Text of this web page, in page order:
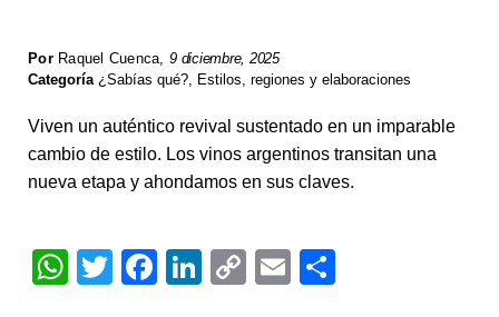
Por Raquel Cuenca 9 diciembre, 2025
Categoría ¿Sabías qué?, Estilos, regiones y elaboraciones
Viven un auténtico revival sustentado en un imparable
cambio de estilo. Los vinos argentinos transitan una
nueva etapa y ahondamos en sus claves.
W
T
F
Li
C
E